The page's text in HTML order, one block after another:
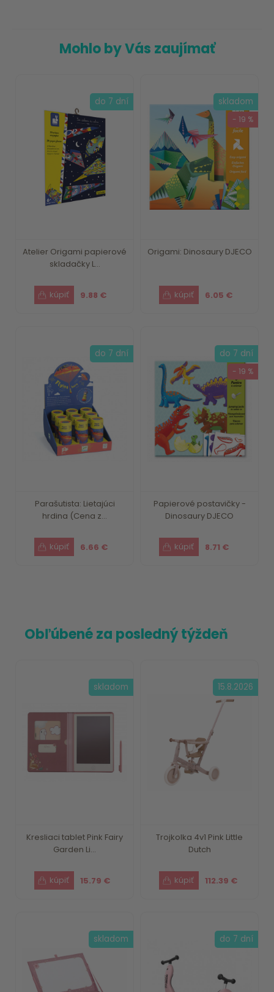
Mohlo by Vás zaujímať
Atelier Origami papierové
skladačky L...
9.88 €
do 7 dní
Origami: Dinosaury DJECO
6.05 €
skladom
- 19 %
Parašutista: Lietajúci
hrdina (Cena z...
6.66 €
do 7 dní
Papierové postavičky -
Dinosaury DJECO
8.71 €
do 7 dní
- 19 %
Obľúbené za posledný týždeň
Kresliaci tablet Pink Fairy
Garden Li...
15.79 €
skladom
Trojkolka 4v1 Pink Little
Dutch
112.39 €
15.8.2026
skladom do 7 dní